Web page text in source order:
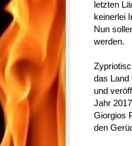
letzten
keinerlei
Nun
werden.
das Land
und
Jahr
Giorgios
den